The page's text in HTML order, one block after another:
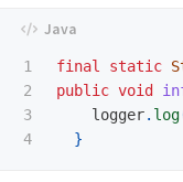
1
2
3
final static
public void
logger. log
}